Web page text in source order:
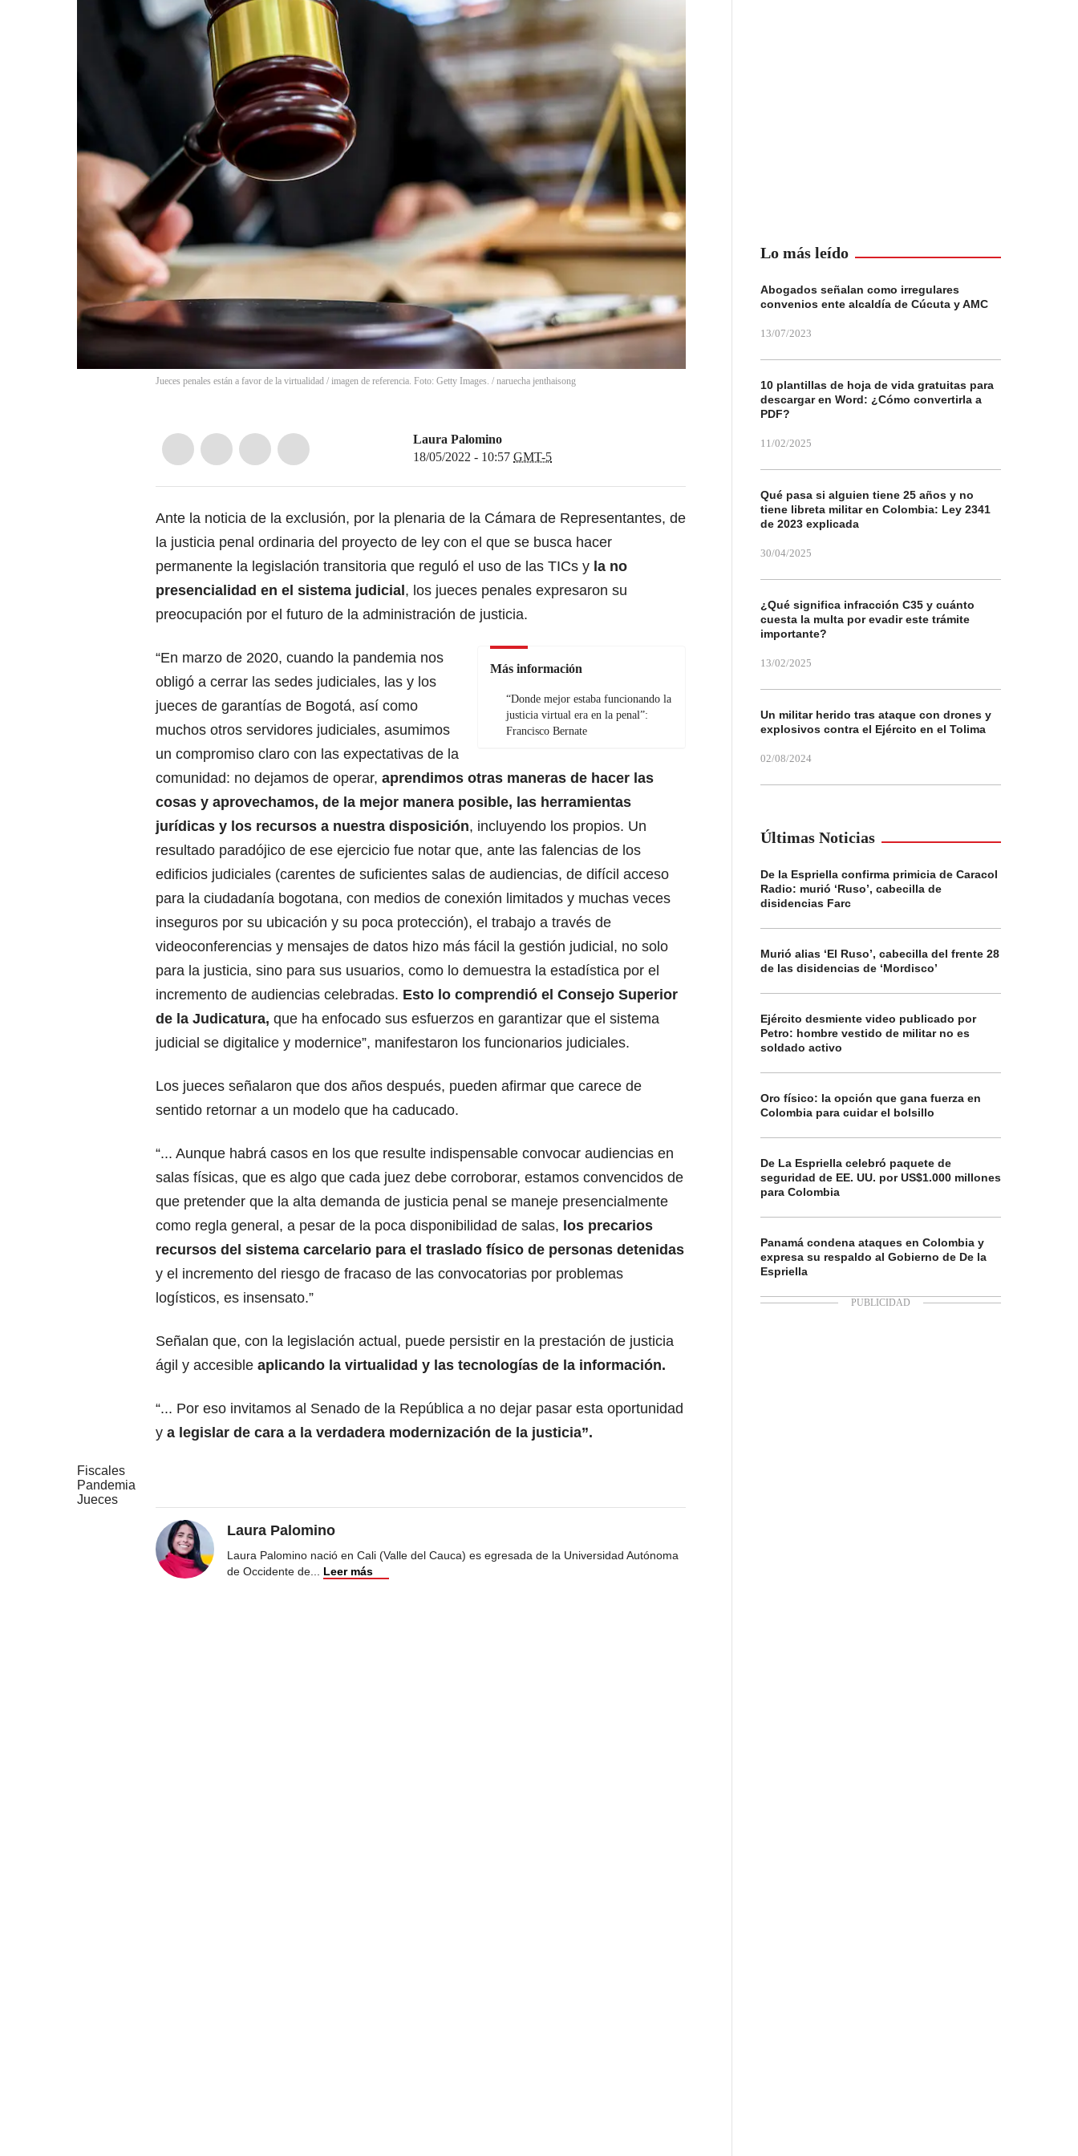
Jueces penales están a favor de la virtualidad / imagen de referencia. Foto: Getty Images. / naruecha jenthaisong
Laura Palomino
18/05/2022 - 10:57 GMT-5
Ante la noticia de la exclusión, por la plenaria de la Cámara de Representantes, de
la justicia penal ordinaria del proyecto de ley con el que se busca hacer
permanente la legislación transitoria que reguló el uso de las TICs y la no
presencialidad en el sistema judicial , los jueces penales expresaron su
preocupación por el futuro de la administración de justicia.
Más información
“Donde mejor estaba funcionando la
justicia virtual era en la penal”:
Francisco Bernate
“En marzo de 2020, cuando la pandemia nos
obligó a cerrar las sedes judiciales, las y los
jueces de garantías de Bogotá, así como
muchos otros servidores judiciales, asumimos
un compromiso claro con las expectativas de la
comunidad: no dejamos de operar, aprendimos otras maneras de hacer las
cosas y aprovechamos, de la mejor manera posible, las herramientas
jurídicas y los recursos a nuestra disposición, incluyendo los propios. Un
resultado paradójico de ese ejercicio fue notar que, ante las falencias de los
edificios judiciales (carentes de suficientes salas de audiencias, de difícil acceso
para la ciudadanía bogotana, con medios de conexión limitados y muchas veces
inseguros por su ubicación y su poca protección), el trabajo a través de
videoconferencias y mensajes de datos hizo más fácil la gestión judicial, no solo
para la justicia, sino para sus usuarios, como lo demuestra la estadística por el
incremento de audiencias celebradas. Esto lo comprendió el Consejo Superior
de la Judicatura, que ha enfocado sus esfuerzos en garantizar que el sistema
judicial se digitalice y modernice”, manifestaron los funcionarios judiciales.
Los jueces señalaron que dos años después, pueden afirmar que carece de
sentido retornar a un modelo que ha caducado.
“... Aunque habrá casos en los que resulte indispensable convocar audiencias en
salas físicas, que es algo que cada juez debe corroborar, estamos convencidos de
que pretender que la alta demanda de justicia penal se maneje presencialmente
como regla general, a pesar de la poca disponibilidad de salas, los precarios
recursos del sistema carcelario para el traslado físico de personas detenidas
y el incremento del riesgo de fracaso de las convocatorias por problemas
logísticos, es insensato.”
Señalan que, con la legislación actual, puede persistir en la prestación de justicia
ágil y accesible aplicando la virtualidad y las tecnologías de la información.
“... Por eso invitamos al Senado de la República a no dejar pasar esta oportunidad
y a legislar de cara a la verdadera modernización de la justicia”.
Fiscales
Pandemia
Jueces
Laura Palomino
Laura Palomino nació en Cali (Valle del Cauca) es egresada de la Universidad Autónoma
de Occidente de... Leer más
Lo más leído
Abogados señalan como irregulares
convenios ente alcaldía de Cúcuta y AMC
13/07/2023
10 plantillas de hoja de vida gratuitas para
descargar en Word: ¿Cómo convertirla a
PDF?
11/02/2025
Qué pasa si alguien tiene 25 años y no
tiene libreta militar en Colombia: Ley 2341
de 2023 explicada
30/04/2025
¿Qué significa infracción C35 y cuánto
cuesta la multa por evadir este trámite
importante?
13/02/2025
Un militar herido tras ataque con drones y
explosivos contra el Ejército en el Tolima
02/08/2024
Últimas Noticias
De la Espriella confirma primicia de Caracol
Radio: murió ‘Ruso’, cabecilla de
disidencias Farc
Murió alias ‘El Ruso’, cabecilla del frente 28
de las disidencias de ‘Mordisco’
Ejército desmiente video publicado por
Petro: hombre vestido de militar no es
soldado activo
Oro físico: la opción que gana fuerza en
Colombia para cuidar el bolsillo
De La Espriella celebró paquete de
seguridad de EE. UU. por US$1.000 millones
para Colombia
Panamá condena ataques en Colombia y
expresa su respaldo al Gobierno de De la
Espriella